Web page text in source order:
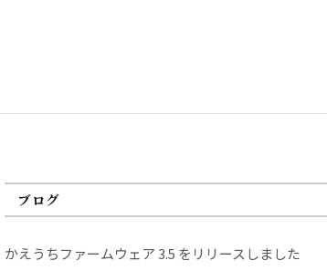
ブログ
かえうちファームウェア 3.5 をリリースしました